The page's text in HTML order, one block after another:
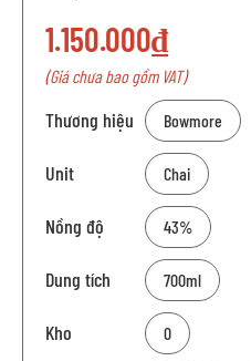
1.150.000₫
(Giá chưa bao gồm VAT)
Thương hiệu Bowmore
Unit Chai
Nồng độ 43%
Dung tích 700ml
Kho 0